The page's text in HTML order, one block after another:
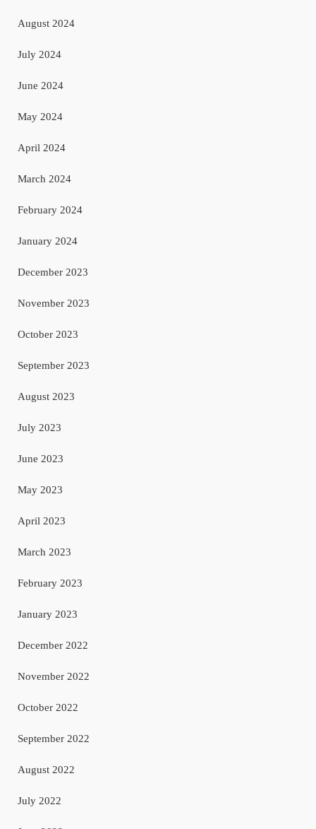
August 2024
July 2024
June 2024
May 2024
April 2024
March 2024
February 2024
January 2024
December 2023
November 2023
October 2023
September 2023
August 2023
July 2023
June 2023
May 2023
April 2023
March 2023
February 2023
January 2023
December 2022
November 2022
October 2022
September 2022
August 2022
July 2022